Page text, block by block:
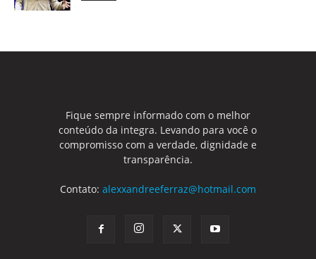
Fique sempre informado com o melhor
conteúdo da integra. Levando para você o
compromisso com a verdade, dignidade e
transparência.
Contato: alexxandreeferraz@hotmail.com